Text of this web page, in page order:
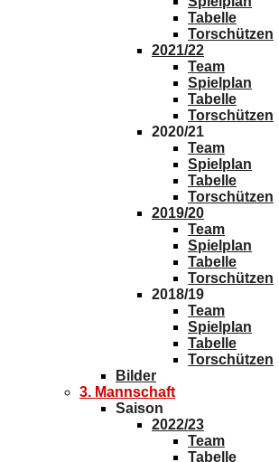
Tabelle
Torschützen
2021/22
Team
Spielplan
Tabelle
Torschützen
2020/21
Team
Spielplan
Tabelle
Torschützen
2019/20
Team
Spielplan
Tabelle
Torschützen
2018/19
Team
Spielplan
Tabelle
Torschützen
Bilder
3. Mannschaft
Saison
2022/23
Team
Tabelle